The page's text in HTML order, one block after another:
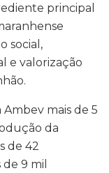
principal
social,
e valorização
mais de 5
da
de 42
9 mil